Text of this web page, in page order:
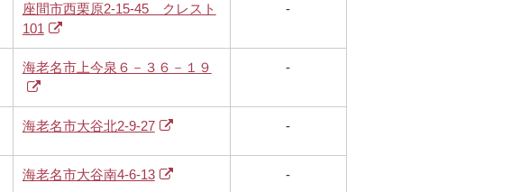
座間市西栗原2-15-45 クレスト
101
-
海老名市上今泉６－３６－１９ -
海老名市大谷北2-9-27 -
海老名市大谷南4-6-13 -